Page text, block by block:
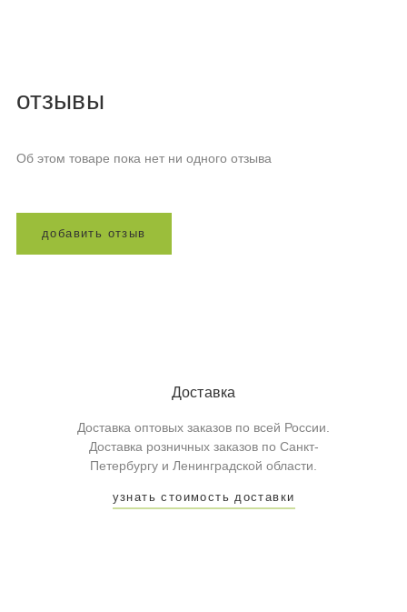
отзывы
Об этом товаре пока нет ни одного отзыва
добавит ь отз ыв
Доставка
Доставка оптовых заказов по всей России.
Доставка розничных заказов по Санкт-
Петербургу и Ленинградской области.
узнать стоимость доставки